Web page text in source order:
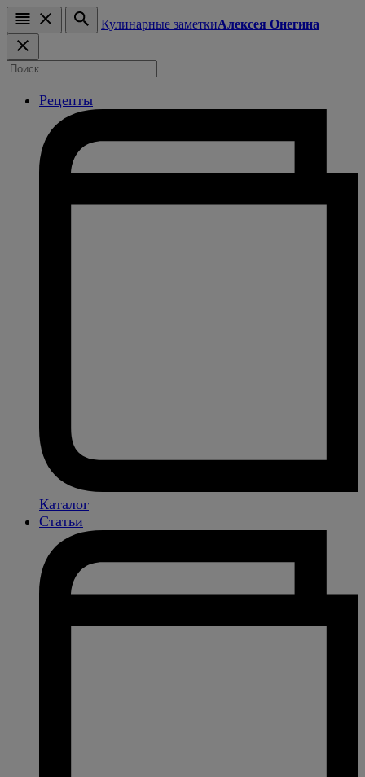
Кулинарные заметкиАлексея Онегина
Рецепты
Каталог
Статьи